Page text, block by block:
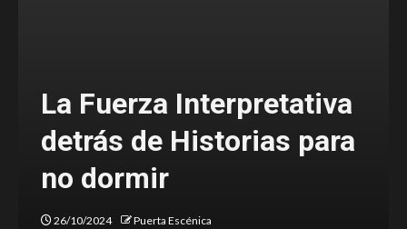
Una denuncia valiente
sobre el estado de nuestra
sociedad
20/03/2024 Majo Alanís